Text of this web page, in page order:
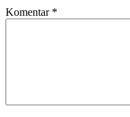
Komentar *